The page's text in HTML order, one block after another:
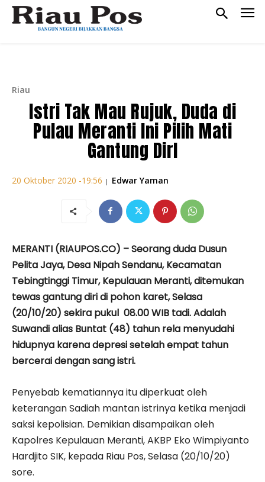
Riau
Istri Tak Mau Rujuk, Duda di
Pulau Meranti Ini Pilih Mati
Gantung DirI
20 Oktober 2020 -19:56 | Edwar Yaman
MERANTI (RIAUPOS.CO) – Seorang duda Dusun
Pelita Jaya, Desa Nipah Sendanu, Kecamatan
Tebingtinggi Timur, Kepulauan Meranti, ditemukan
tewas gantung diri di pohon karet, Selasa
(20/10/20) sekira pukul 08.00 WIB tadi. Adalah
Suwandi alias Buntat (48) tahun rela menyudahi
hidupnya karena depresi setelah empat tahun
bercerai dengan sang istri.
Penyebab kematiannya itu diperkuat oleh
keterangan Sadiah mantan istrinya ketika menjadi
saksi kepolisian. Demikian disampaikan oleh
Kapolres Kepulauan Meranti, AKBP Eko Wimpiyanto
Hardjito SIK, kepada Riau Pos, Selasa (20/10/20)
sore.